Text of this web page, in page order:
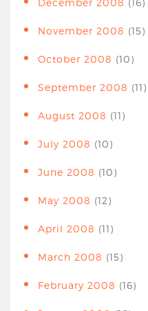
December 2008 (16)
November 2008 (15)
October 2008 (10)
September 2008 (11)
August 2008 (11)
July 2008 (10)
June 2008 (10)
May 2008 (12)
April 2008 (11)
March 2008 (15)
February 2008 (16)